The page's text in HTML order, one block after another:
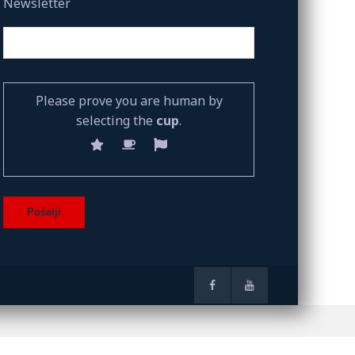
Please prove you are human by
selecting the cup.